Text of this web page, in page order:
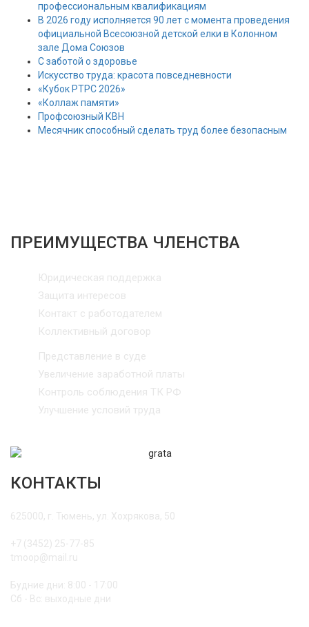
профессиональным квалификациям
В 2026 году исполняется 90 лет с момента проведения
официальной Всесоюзной детской елки в Колонном
зале Дома Союзов
С заботой о здоровье
Искусство труда: красота повседневности
«Кубок РТРС 2026»
«Коллаж памяти»
Профсоюзный КВН
Месячник способный сделать труд более безопасным
ПРЕИМУЩЕСТВА ЧЛЕНСТВА
Юридическая поддержка
Защита интересов
Контакт с работодателем
Коллективный договор
Представление в суде
Увеличение заработной платы
Контроль соблюдения ТК РФ
Улучшение условий труда
КОНТАКТЫ
625000, г. Тюмень, ул. Хохрякова, 50
+7 (3452) 25-77-85
tmoop@mail.ru
Будние дни: 8:00 - 17:00
Сб - Вс: выходные дни